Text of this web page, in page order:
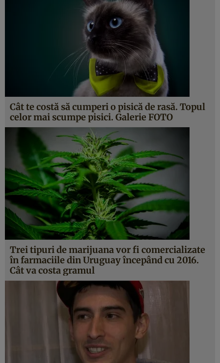
Cât te costă să cumperi o pisică de rasă. Topul
celor mai scumpe pisici. Galerie FOTO
Trei tipuri de marijuana vor fi comercializate
în farmaciile din Uruguay începând cu 2016.
Cât va costa gramul